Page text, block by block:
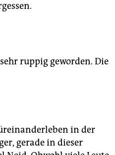
ruppig geworden. Die
in der
gerade in dieser